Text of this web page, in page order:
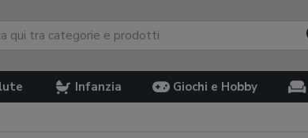
Infanzia Giochi e Hobby